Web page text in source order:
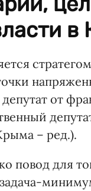
в
депутат от
– ред.).
повод для